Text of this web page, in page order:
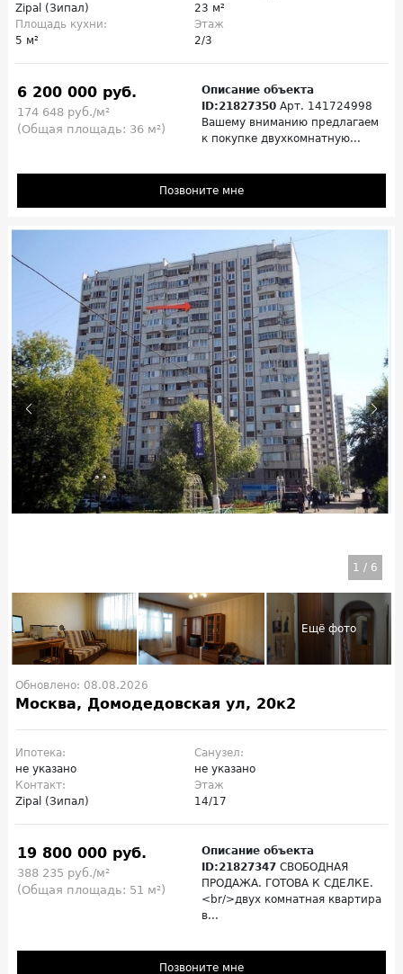
Zipal (Зипал)
23 м²
Площадь кухни:
5 м²
Этаж
2/3
6 200 000 руб.
174 648 руб./м²
(Общая площадь: 36 м²)
Описание объекта
ID:21827350 Арт. 141724998
Вашему вниманию предлагаем
к покупке двухкомнатную...
Позвоните мне
1 / 6
Обновлено: 08.08.2026
Москва, Домодедовская ул, 20к2
Ипотека:
не указано
Санузел:
не указано
Контакт:
Zipal (Зипал)
Этаж
14/17
19 800 000 руб.
388 235 руб./м²
(Общая площадь: 51 м²)
Описание объекта
ID:21827347 СВОБОДНАЯ
ПРОДАЖА. ГОТОВА К СДЕЛКЕ.
<br/>двух комнатная квартира
в...
Позвоните мне